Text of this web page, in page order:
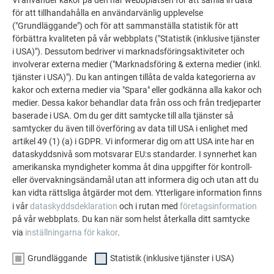
aluminium kan användas. Upptäck fler imponerande
projekt med PREFA:s hållbara aluminiumlösningar för
tak, solenergi och fasader.
SE FLER REFERENSER
för att tillhandahålla en användarvänlig upplevelse
("Grundläggande") och för att sammanställa statistik för att
förbättra kvaliteten på vår webbplats ("Statistik (inklusive tjänster
i USA)"). Dessutom bedriver vi marknadsföringsaktiviteter och
involverar externa medier ("Marknadsföring & externa medier (inkl.
tjänster i USA)"). Du kan antingen tillåta de valda kategorierna av
kakor och externa medier via "Spara" eller godkänna alla kakor och
medier. Dessa kakor behandlar data från oss och från tredjeparter
baserade i USA. Om du ger ditt samtycke till alla tjänster så
samtycker du även till överföring av data till USA i enlighet med
artikel 49 (1) (a) i GDPR. Vi informerar dig om att USA inte har en
dataskyddsnivå som motsvarar EU:s standarder. I synnerhet kan
amerikanska myndigheter komma åt dina uppgifter för kontroll-
eller övervakningsändamål utan att informera dig och utan att du
kan vidta rättsliga åtgärder mot dem. Ytterligare information finns
i vårdataskyddsdeklaration och i rutan med företagsinformation
på vår webbplats. Du kan när som helst återkalla ditt samtycke
via inställningarna för kakor.
Grundläggande Statistik (inklusive tjänster i USA)